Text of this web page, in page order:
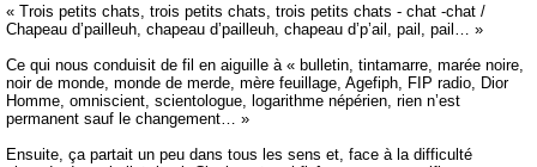
« Trois petits chats, trois petits chats, trois petits chats - chat -chat /
Chapeau d’pailleuh, chapeau d’pailleuh, chapeau d’p’ail, pail, pail… »
Ce qui nous conduisit de fil en aiguille à « bulletin, tintamarre, marée noire,
noir de monde, monde de merde, mère feuillage, Agefiph, FIP radio, Dior
Homme, omniscient, scientologue, logarithme népérien, rien n’est
permanent sauf le changement… »
Ensuite, ça partait un peu dans tous les sens et, face à la difficulté